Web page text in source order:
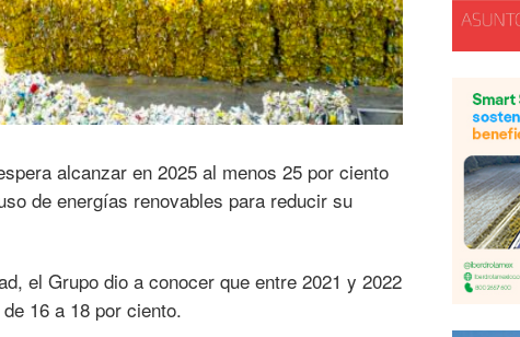
alcanzar en 2025 al menos 25 por ciento
de energías renovables para reducir su
el Grupo dio a conocer que entre 2021 y 2022
16 a 18 por ciento.